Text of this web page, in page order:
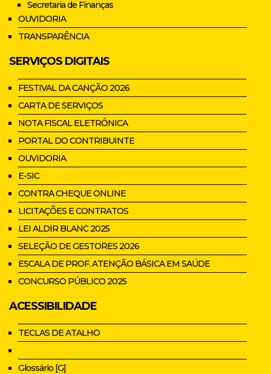
Secretaria de Finanças
OUVIDORIA
TRANSPARÊNCIA
SERVIÇOS DIGITAIS
FESTIVAL DA CANÇÃO 2026
CARTA DE SERVIÇOS
NOTA FISCAL ELETRÔNICA
PORTAL DO CONTRIBUINTE
OUVIDORIA
E-SIC
CONTRA CHEQUE ONLINE
LICITAÇÕES E CONTRATOS
LEI ALDIR BLANC 2025
SELEÇÃO DE GESTORES 2026
ESCALA DE PROF. ATENÇÃO BÁSICA EM SAÚDE
CONCURSO PÚBLICO 2025
ACESSIBILIDADE
TECLAS DE ATALHO
Glossário [G]